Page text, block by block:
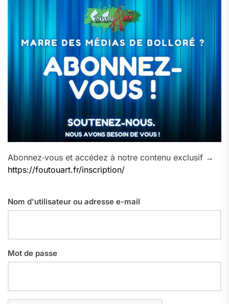
Abonnez‑vous et accédez à notre contenu exclusif →
https://foutouart.fr/inscription/
Nom d'utilisateur ou adresse e-mail
Mot de passe